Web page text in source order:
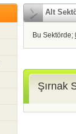
Alt
Bu Sektörde;
Şırnak